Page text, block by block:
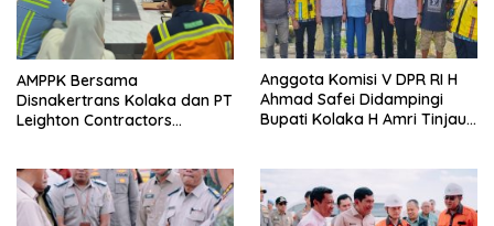
AMPPK Bersama
Disnakertrans Kolaka dan PT
Leighton Contractors
Anggota Komisi V DPR RI H
Ahmad Safei Didampingi
Bupati Kolaka H Amri Tinjau
Kelurahan 19 November
Wundulako